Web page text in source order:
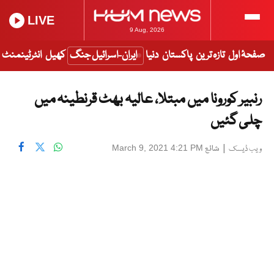
9 Aug, 2026
LIVE
صفحۂ اول تازہ ترین پاکستان دنیا ایران-اسرائیل جنگ کھیل انٹرٹینمنٹ
رنبیر کورونا میں مبتلا، عالیہ بھٹ قرنطینہ میں
چلی گئیں
ویب ڈیسک | شائع March 9, 2021 4:21 PM